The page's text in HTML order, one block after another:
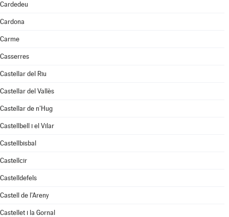
Cardedeu
Cardona
Carme
Casserres
Castellar del Riu
Castellar del Vallès
Castellar de n'Hug
Castellbell i el Vilar
Castellbisbal
Castellcir
Castelldefels
Castell de l'Areny
Castellet i la Gornal